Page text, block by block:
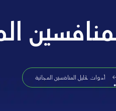
أدوات تحليل المنافسين المجانية